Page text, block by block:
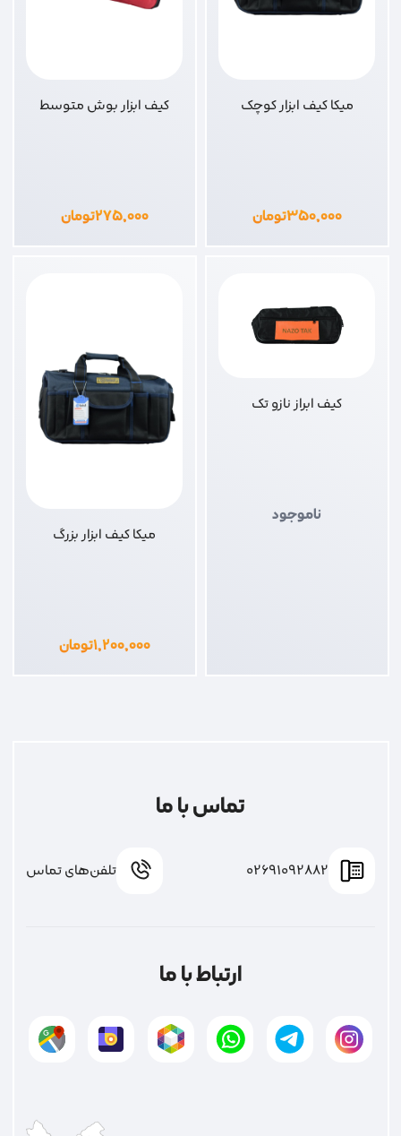
میکا کیف ابزار کوچک
۳۵۰,۰۰۰تومان
کیف ابزار بوش متوسط
۲۷۵,۰۰۰تومان
کیف ابراز نازو تک
ناموجود
میکا کیف ابزار بزرگ
۱,۲۰۰,۰۰۰تومان
تماس با ما
02691092882 تلفن‌های تماس
ارتباط با ما